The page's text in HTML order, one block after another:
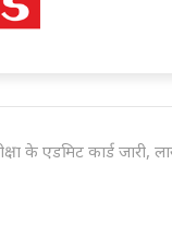
के एडमिट कार्ड जारी,